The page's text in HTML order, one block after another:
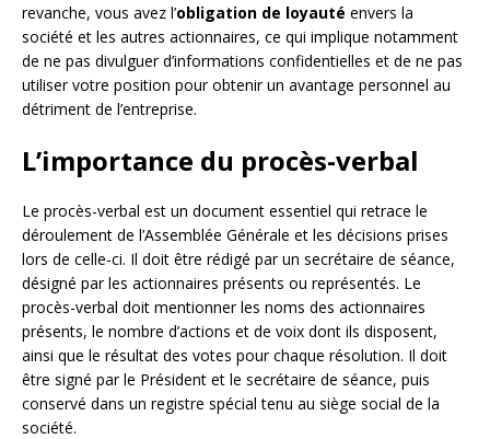
revanche, vous avez l’obligation de loyauté envers la
société et les autres actionnaires, ce qui implique notamment
de ne pas divulguer d’informations confidentielles et de ne pas
utiliser votre position pour obtenir un avantage personnel au
détriment de l’entreprise.
L’importance du procès-verbal
Le procès-verbal est un document essentiel qui retrace le
déroulement de l’Assemblée Générale et les décisions prises
lors de celle-ci. Il doit être rédigé par un secrétaire de séance,
désigné par les actionnaires présents ou représentés. Le
procès-verbal doit mentionner les noms des actionnaires
présents, le nombre d’actions et de voix dont ils disposent,
ainsi que le résultat des votes pour chaque résolution. Il doit
être signé par le Président et le secrétaire de séance, puis
conservé dans un registre spécial tenu au siège social de la
société.